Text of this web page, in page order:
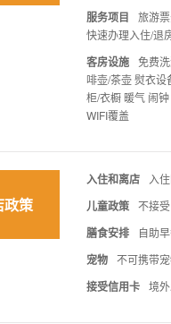
服务项目
旅游
快速办理入住/退
客房设施
免费
啡壶/茶壶 熨衣
柜/衣橱 暖气 闹
WIFI覆盖
政策
入住和离店 入
儿童政策 不接
膳食安排 自助
宠物 不可携带宠
接受信用卡 境